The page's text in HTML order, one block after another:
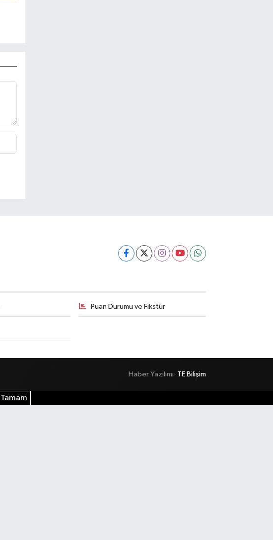
Puan Durumu ve Fikstür
Haber Yazılımı: TE Bilişim
Tamam